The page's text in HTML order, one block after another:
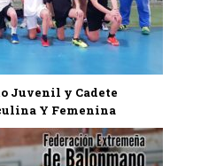
Juvenil y Cadete
Y Femenina